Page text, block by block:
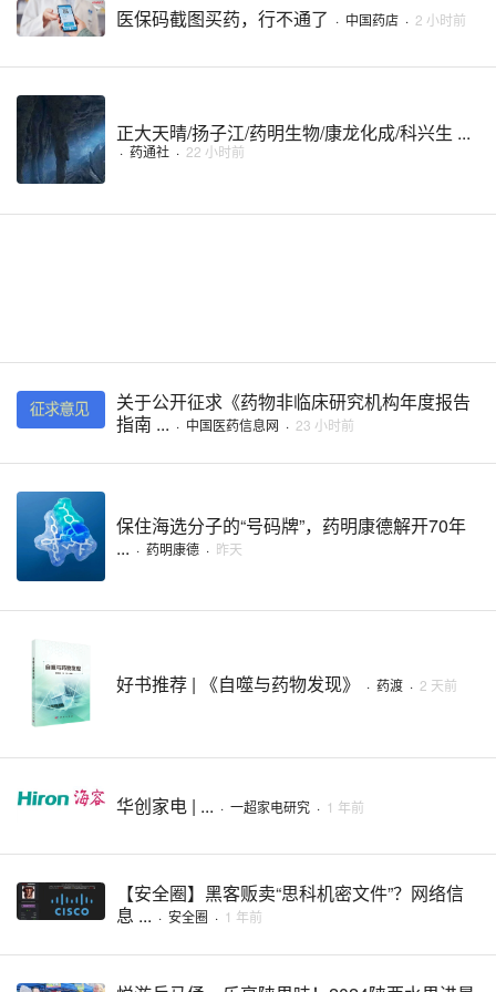
医保码截图买药，行不通了 · 中国药店 · 2 小时前
正大天晴/扬子江/药明生物/康龙化成/科兴生 ...
· 药通社 · 22 小时前
关于公开征求《药物非临床研究机构年度报告
指南 ... · 中国医药信息网 · 23 小时前
保住海选分子的“号码牌”，药明康德解开70年
... · 药明康德 · 昨天
好书推荐 | 《自噬与药物发现》 · 药渡 · 2 天前
华创家电 | ... · 一超家电研究 · 1 年前
【安全圈】黑客贩卖“思科机密文件”？网络信
息 ... · 安全圈 · 1 年前